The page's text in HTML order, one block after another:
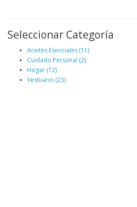
Seleccionar Categoría
Aceites Esenciales (11)
Cuidado Personal (2)
Hogar (12)
Vestuario (23)